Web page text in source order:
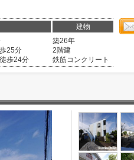
建物
25分
歩24分
築26年
2階建
鉄筋コンクリート